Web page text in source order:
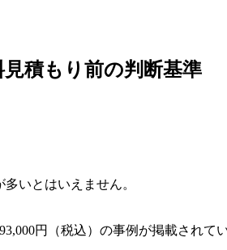
積もり前の判断基準
いとはいえません。
円（税込）の事例が掲載されて